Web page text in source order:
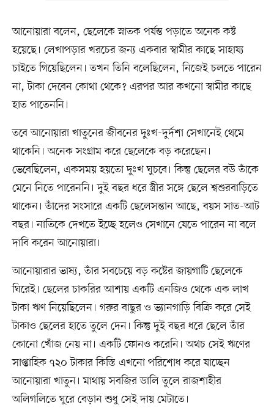
আনোয়ারা বলেন, ছেলেকে স্নাতক পর্যন্ত পড়াতে অনেক কষ্ট
হয়েছে। লেখাপড়ার খরচের জন্য একবার স্বামীর কাছে সাহায্য
চাইতে গিয়েছিলেন। তখন তিনি বলেছিলেন, নিজেই চলতে পারেন
না, টাকা দেবেন কোথা থেকে? এরপর আর কখনো স্বামীর কাছে
হাত পাতেননি।
তবে আনোয়ারা খাতুনের জীবনের দুঃখ-দুর্দশা সেখানেই থেমে
থাকেনি। অনেক সংগ্রাম করে ছেলেকে বড় করেছেন।
ভেবেছিলেন, একসময় হয়তো দুঃখ ঘুচবে। কিন্তু ছেলের বউ তাঁকে
মেনে নিতে পারেননি। দুই বছর ধরে স্ত্রীর সঙ্গে ছেলে শ্বশুরবাড়িতে
থাকেন। তাঁদের সংসারে একটি ছেলেসন্তান আছে, বয়স সাত-আট
বছর। নাতিকে দেখতে ইচ্ছে হলেও সেখানে যেতে পারেন না বলে
দাবি করেন আনোয়ারা।
আনোয়ারার ভাষ্য, তাঁর সবচেয়ে বড় কষ্টের জায়গাটি ছেলেকে
ঘিরেই। ছেলের চাকরির আশায় একটি এনজিও থেকে এক লাখ
টাকা ঋণ নিয়েছিলেন। গরুর বাছুর ও ভ্যানগাড়ি বিক্রি করে সেই
টাকাও ছেলের হাতে তুলে দেন। কিন্তু দুই বছর ধরে ছেলে তাঁর
কোনো খোঁজ নেয় না। একটি ফোনও করেনি। অথচ সেই ঋণের
সাপ্তাহিক ৭২০ টাকার কিস্তি এখনো পরিশোধ করে যাচ্ছেন
আনোয়ারা খাতুন। মাথায় সবজির ডালি তুলে রাজশাহীর
অলিগলিতে ঘুরে বেড়ান শুধু সেই দায় মেটাতে।